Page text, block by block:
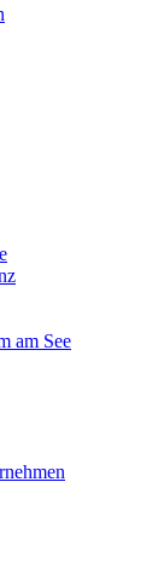
am See